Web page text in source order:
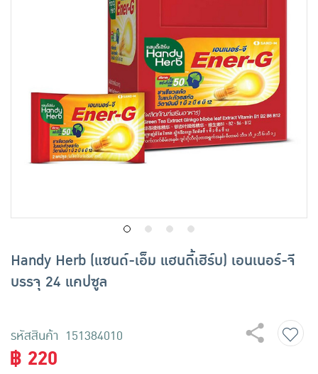
เครื่องปรุงรสและของแห้ง
ขนมขบเคี้ยว และช็อคโกแลต
อาหารสด ผัก ผลไม้และเบเกอรี่
Handy Herb (แซนด์-เอ็ม แฮนดี้เฮิร์บ) เอนเนอร์-จี
บรรจุ 24 แคปซูล
รหัสสินค้า 151384010
฿ 220